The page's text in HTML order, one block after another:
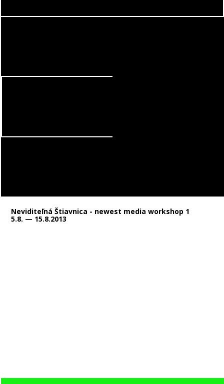
Neviditeľná Štiavnica - newest media workshop 1
5.8. — 15.8.2013